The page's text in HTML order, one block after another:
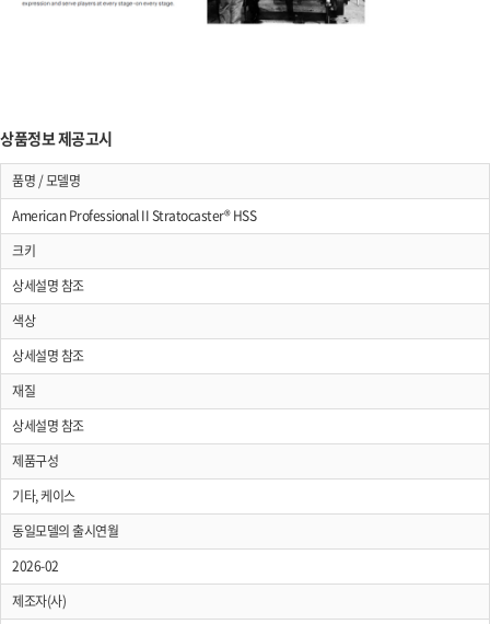
상품정보 제공고시
품명 / 모델명
American Professional II Stratocaster® HSS
크키
상세설명 참조
색상
상세설명 참조
재질
상세설명 참조
제품구성
기타, 케이스
동일모델의 출시연월
2026-02
제조자(사)